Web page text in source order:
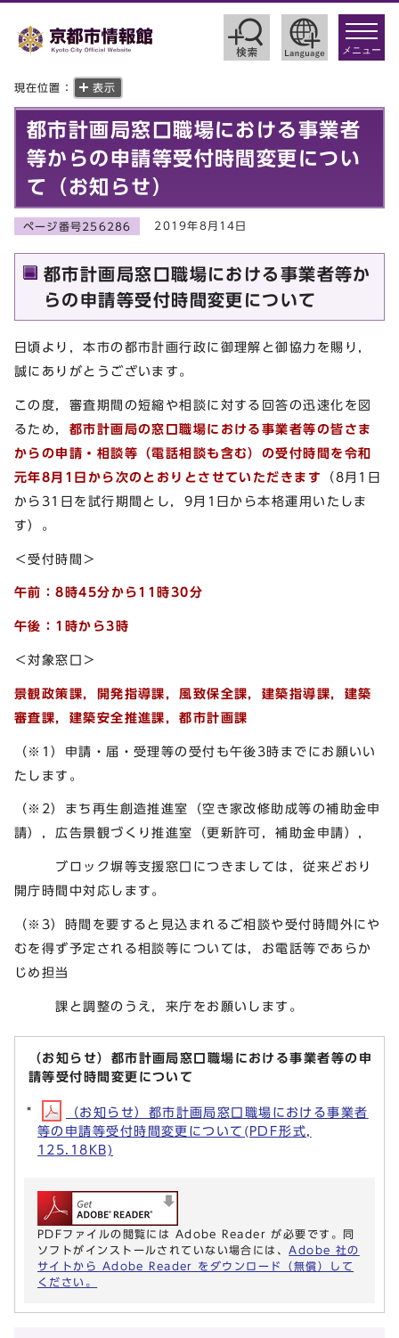
toggle
メニュー
現在位置： 表示
都市計画局窓口職場における事業者
等からの申請等受付時間変更につい
て（お知らせ）
ページ番号256286 2019年8月14日
都市計画局窓口職場における事業者等か
らの申請等受付時間変更について
日頃より，本市の都市計画行政に御理解と御協力を賜り，
誠にありがとうございます。
この度，審査期間の短縮や相談に対する回答の迅速化を図
るため， 都市計画局の窓口職場における事業者等の皆さま
からの申請・相談等（電話相談も含む）の受付時間を令和
元年8月1日から次のとおりとさせていただきます
（8月1日
から31日を試行期間とし，9月1日から本格運用いたしま
す）。
＜受付時間＞
午前：8時45分から11時30分
午後：1時から3時
＜対象窓口＞
景観政策課，開発指導課，風致保全課，建築指導課，建築
審査課，建築安全推進課，都市計画課
（※1）申請・届・受理等の受付も午後3時までにお願いい
たします。
（※2）まち再生創造推進室（空き家改修助成等の補助金申
請），広告景観づくり推進室（更新許可，補助金申請），
ブロック塀等支援窓口につきましては，従来どおり
開庁時間中対応します。
（※3）時間を要すると見込まれるご相談や受付時間外にや
むを得ず予定される相談等については，お電話等であらか
じめ担当
課と調整のうえ，来庁をお願いします。
（お知らせ）都市計画局窓口職場における事業者等の申
請等受付時間変更について
（お知らせ）都市計画局窓口職場における事業者
等の申請等受付時間変更について(PDF形式,
125.18KB)
PDFファイルの閲覧には Adobe Reader が必要です。同
ソフトがインストールされていない場合には、 Adobe 社の
サイトから Adobe Reader をダウンロード（無償）して
ください。